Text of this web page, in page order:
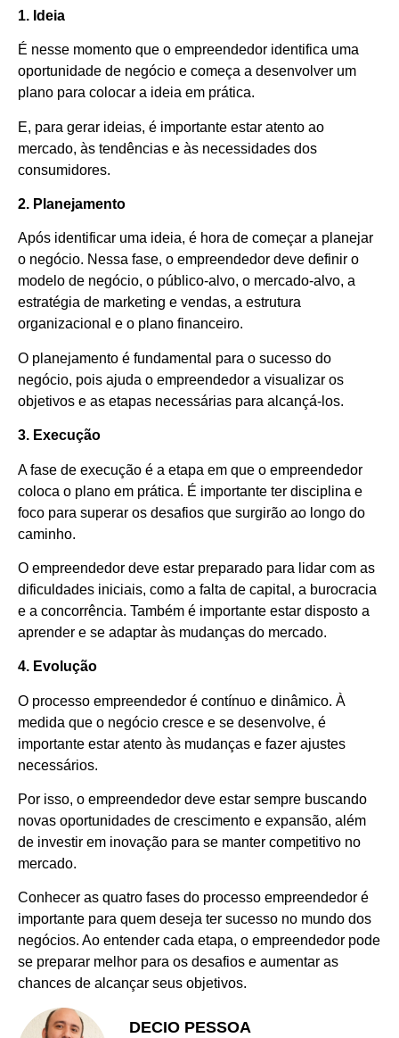
1. Ideia
É nesse momento que o empreendedor identifica uma
oportunidade de negócio e começa a desenvolver um
plano para colocar a ideia em prática.
E, para gerar ideias, é importante estar atento ao
mercado, às tendências e às necessidades dos
consumidores.
2. Planejamento
Após identificar uma ideia, é hora de começar a planejar
o negócio. Nessa fase, o empreendedor deve definir o
modelo de negócio, o público-alvo, o mercado-alvo, a
estratégia de marketing e vendas, a estrutura
organizacional e o plano financeiro.
O planejamento é fundamental para o sucesso do
negócio, pois ajuda o empreendedor a visualizar os
objetivos e as etapas necessárias para alcançá-los.
3. Execução
A fase de execução é a etapa em que o empreendedor
coloca o plano em prática. É importante ter disciplina e
foco para superar os desafios que surgirão ao longo do
caminho.
O empreendedor deve estar preparado para lidar com as
dificuldades iniciais, como a falta de capital, a burocracia
e a concorrência. Também é importante estar disposto a
aprender e se adaptar às mudanças do mercado.
4. Evolução
O processo empreendedor é contínuo e dinâmico. À
medida que o negócio cresce e se desenvolve, é
importante estar atento às mudanças e fazer ajustes
necessários.
Por isso, o empreendedor deve estar sempre buscando
novas oportunidades de crescimento e expansão, além
de investir em inovação para se manter competitivo no
mercado.
Conhecer as quatro fases do processo empreendedor é
importante para quem deseja ter sucesso no mundo dos
negócios. Ao entender cada etapa, o empreendedor pode
se preparar melhor para os desafios e aumentar as
chances de alcançar seus objetivos.
DECIO PESSOA